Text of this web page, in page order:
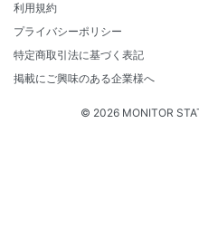
利用規約
プライバシーポリシー
特定商取引法に基づく表記
掲載にご興味のある企業様へ
© 2026 MONITOR